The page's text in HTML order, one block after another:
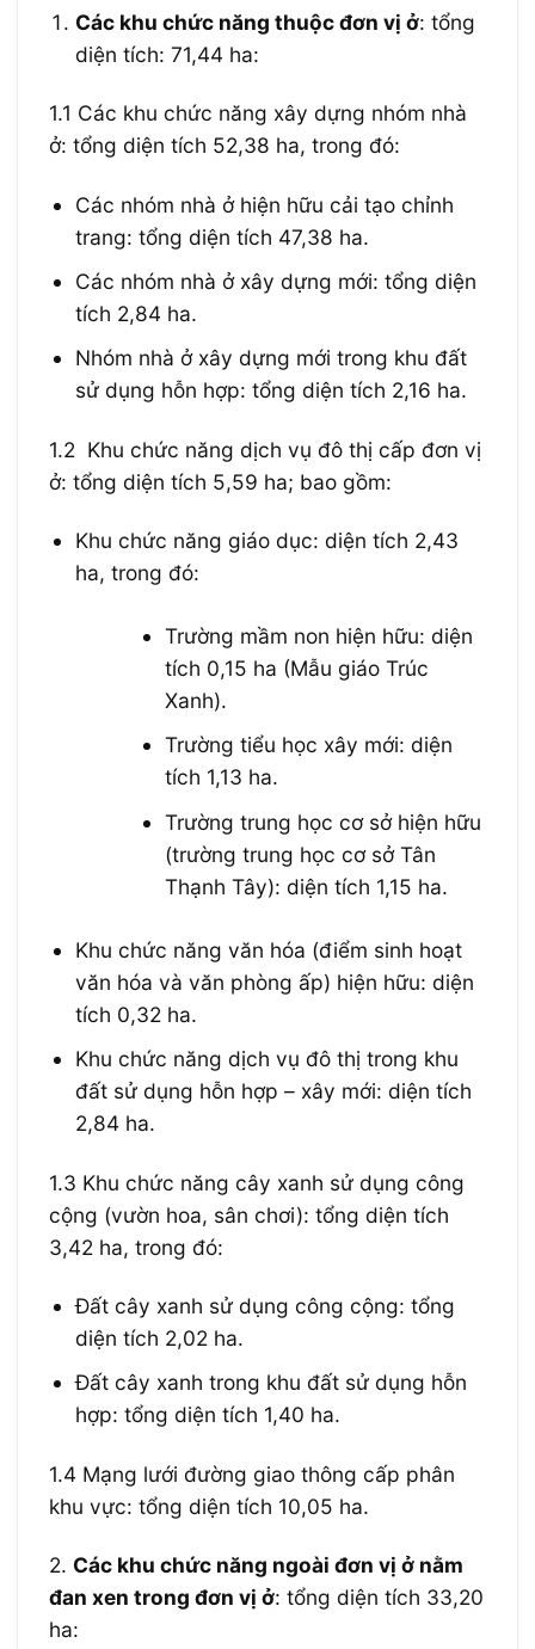
Các khu chức năng thuộc đơn vị ở: tổng
diện tích: 71,44 ha:
1.1 Các khu chức năng xây dựng nhóm nhà
ở: tổng diện tích 52,38 ha, trong đó:
Các nhóm nhà ở hiện hữu cải tạo chỉnh
trang: tổng diện tích 47,38 ha.
Các nhóm nhà ở xây dựng mới: tổng diện
tích 2,84 ha.
Nhóm nhà ở xây dựng mới trong khu đất
sử dụng hỗn hợp: tổng diện tích 2,16 ha.
1.2 Khu chức năng dịch vụ đô thị cấp đơn vị
ở: tổng diện tích 5,59 ha; bao gồm:
Khu chức năng giáo dục: diện tích 2,43
ha, trong đó:
Trường mầm non hiện hữu: diện
tích 0,15 ha (Mẫu giáo Trúc
Xanh).
Trường tiểu học xây mới: diện
tích 1,13 ha.
Trường trung học cơ sở hiện hữu
(trường trung học cơ sở Tân
Thạnh Tây): diện tích 1,15 ha.
Khu chức năng văn hóa (điểm sinh hoạt
văn hóa và văn phòng ấp) hiện hữu: diện
tích 0,32 ha.
Khu chức năng dịch vụ đô thị trong khu
đất sử dụng hỗn hợp – xây mới: diện tích
2,84 ha.
1.3 Khu chức năng cây xanh sử dụng công
cộng (vườn hoa, sân chơi): tổng diện tích
3,42 ha, trong đó:
Đất cây xanh sử dụng công cộng: tổng
diện tích 2,02 ha.
Đất cây xanh trong khu đất sử dụng hỗn
hợp: tổng diện tích 1,40 ha.
1.4 Mạng lưới đường giao thông cấp phân
khu vực: tổng diện tích 10,05 ha.
2. Các khu chức năng ngoài đơn vị ở nằm
đan xen trong đơn vị ở: tổng diện tích 33,20
ha: